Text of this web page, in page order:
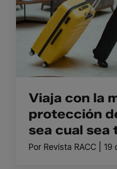
Viaja con la
protección
sea cual sea
Por Revista RACC 19